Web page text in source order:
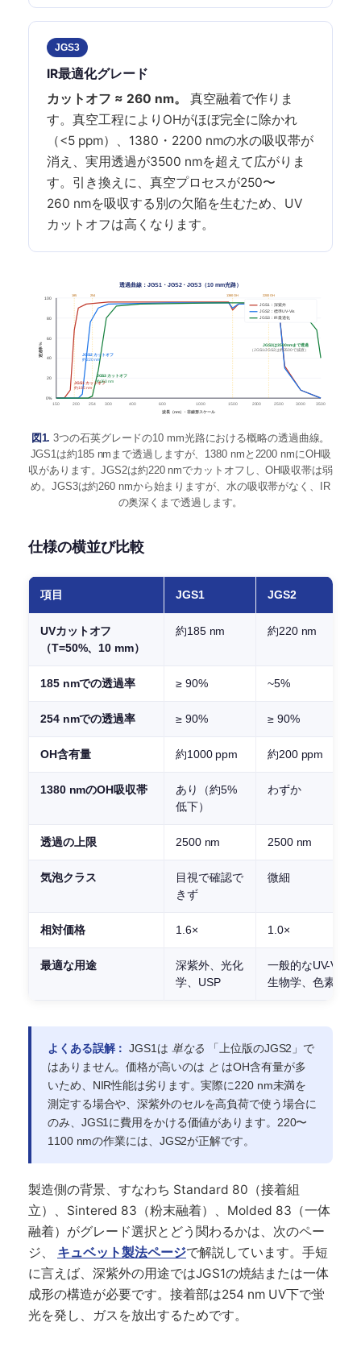
JGS3
IR最適化グレード
カットオフ ≈ 260 nm。
真空融着で作りま
す。真空工程によりOHがほぼ完全に除かれ
（<5 ppm）、1380・2200 nmの水の吸収帯が
消え、実用透過が3500 nmを超えて広がりま
す。引き換えに、真空プロセスが250〜
260 nmを吸収する別の欠陥を生むため、UV
カットオフは高くなります。
透過曲線：JGS1・JGS2・JGS3（10 mm光路）
0%
20
40
60
80
100
透過率 %
150 200 254 300 400 600 1000 1500 2000 2500 3000 3500
波長（nm）・非線形スケール
185 254 1380 OH 2200 OH
JGS1：深紫外
JGS2：標準UV-Vis
JGS3：IR最適化
JGS1 カットオフ
約185 nm
JGS2 カットオフ
約220 nm
JGS3 カットオフ
約260 nm
JGS3は3500 nmまで透過
（JGS1/JGS2は約2500で減衰）
図1. 3つの石英グレードの10 mm光路における概略の透過曲線。
JGS1は約185 nmまで透過しますが、1380 nmと2200 nmにOH吸
収があります。JGS2は約220 nmでカットオフし、OH吸収帯は弱
め。JGS3は約260 nmから始まりますが、水の吸収帯がなく、IR
の奥深くまで透過します。
仕様の横並び比較
項目 JGS1 JGS2
UVカットオフ
（T=50%、10 mm）
約185 nm 約220 nm
185 nmでの透過率 ≥ 90% ~5%
254 nmでの透過率 ≥ 90% ≥ 90%
OH含有量 約1000 ppm 約200 ppm
1380 nmのOH吸収帯
あり（約5%
低下）
わずか
透過の上限 2500 nm 2500 nm
気泡クラス
目視で確認で
きず
微細
相対価格 1.6× 1.0×
最適な用途
深紫外、光化
学、USP
一般的なUV-Vis、
生物学、色素
よくある誤解： JGS1は 単なる 「上位版のJGS2」で
はありません。価格が高いのは と はOH含有量が多
いため、NIR性能は劣ります。実際に220 nm未満を
測定する場合や、深紫外のセルを高負荷で使う場合に
のみ、JGS1に費用をかける価値があります。220〜
1100 nmの作業には、JGS2が正解です。
製造側の背景、すなわち Standard 80（接着組
立）、Sintered 83（粉末融着）、Molded 83（一体
融着）がグレード選択とどう関わるかは、次のペー
ジ、 キュベット製法ページで解説しています。手短
に言えば、深紫外の用途ではJGS1の焼結または一体
成形の構造が必要です。接着部は254 nm UV下で蛍
光を発し、ガスを放出するためです。